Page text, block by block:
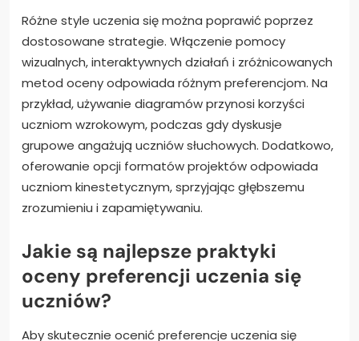
Różne style uczenia się można poprawić poprzez
dostosowane strategie. Włączenie pomocy
wizualnych, interaktywnych działań i zróżnicowanych
metod oceny odpowiada różnym preferencjom. Na
przykład, używanie diagramów przynosi korzyści
uczniom wzrokowym, podczas gdy dyskusje
grupowe angażują uczniów słuchowych. Dodatkowo,
oferowanie opcji formatów projektów odpowiada
uczniom kinestetycznym, sprzyjając głębszemu
zrozumieniu i zapamiętywaniu.
Jakie są najlepsze praktyki
oceny preferencji uczenia się
uczniów?
Aby skutecznie ocenić preferencje uczenia się